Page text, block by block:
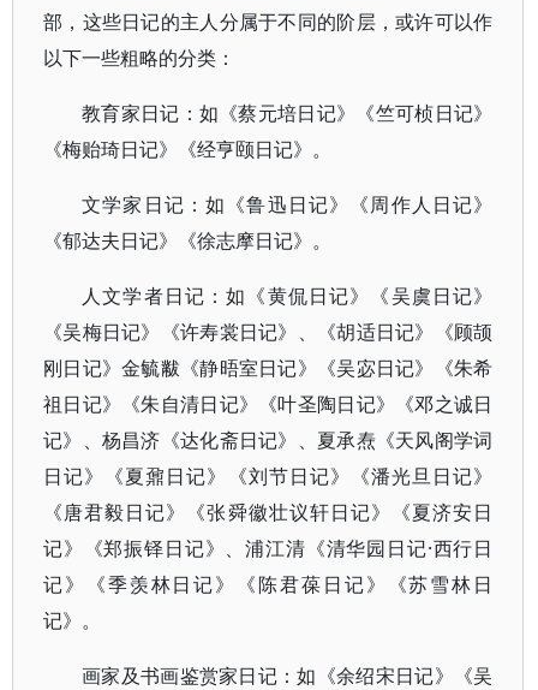
部，这些日记的主人分属于不同的阶层，或许可以作
以下一些粗略的分类：
教育家日记：如《蔡元培日记》《竺可桢日记》
《梅贻琦日记》《经亨颐日记》。
文学家日记：如《鲁迅日记》《周作人日记》
《郁达夫日记》《徐志摩日记》。
人文学者日记：如《黄侃日记》《吴虞日记》
《吴梅日记》《许寿裳日记》、《胡适日记》《顾颉
刚日记》金毓黻《静晤室日记》《吴宓日记》《朱希
祖日记》《朱自清日记》《叶圣陶日记》《邓之诚日
记》、杨昌济《达化斋日记》、夏承焘《天风阁学词
日记》《夏鼐日记》《刘节日记》《潘光旦日记》
《唐君毅日记》《张舜徽壮议轩日记》《夏济安日
记》《郑振铎日记》、浦江清《清华园日记·西行日
记》《季羡林日记》《陈君葆日记》《苏雪林日
记》。
画家及书画鉴赏家日记：如《余绍宋日记》《吴